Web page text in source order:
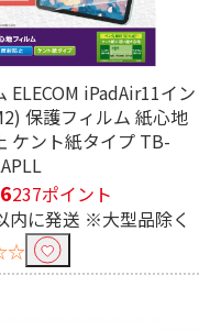
ELECOM iPadAir11イン
保護フィルム 紙心地
ケント紙タイプ TB-
237ポイント
内に発送 ※大型品除く